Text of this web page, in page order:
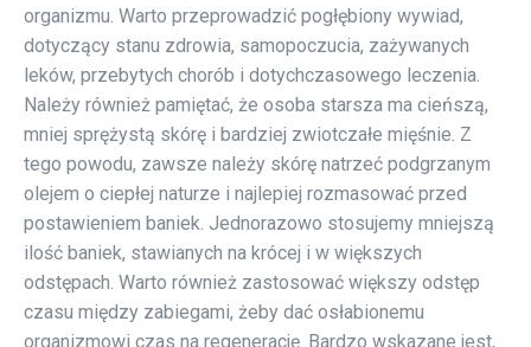
organizmu. Warto przeprowadzić pogłębiony wywiad,
dotyczący stanu zdrowia, samopoczucia, zażywanych
leków, przebytych chorób i dotychczasowego leczenia.
Należy również pamiętać, że osoba starsza ma cieńszą,
mniej sprężystą skórę i bardziej zwiotczałe mięśnie. Z
tego powodu, zawsze należy skórę natrzeć podgrzanym
olejem o ciepłej naturze i najlepiej rozmasować przed
postawieniem baniek. Jednorazowo stosujemy mniejszą
ilość baniek, stawianych na krócej i w większych
odstępach. Warto również zastosować większy odstęp
czasu między zabiegami, żeby dać osłabionemu
organizmowi czas na regenerację. Bardzo wskazane jest,